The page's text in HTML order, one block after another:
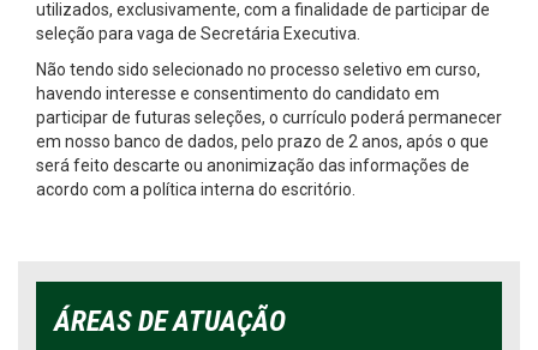
utilizados, exclusivamente, com a finalidade de participar de
seleção para vaga de Secretária Executiva.
Não tendo sido selecionado no processo seletivo em curso,
havendo interesse e consentimento do candidato em
participar de futuras seleções, o currículo poderá permanecer
em nosso banco de dados, pelo prazo de 2 anos, após o que
será feito descarte ou anonimização das informações de
acordo com a política interna do escritório.
ÁREAS DE ATUAÇÃO